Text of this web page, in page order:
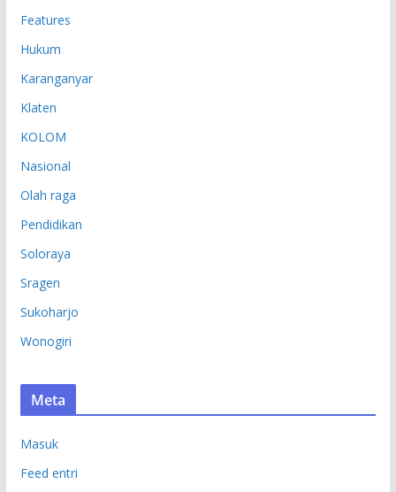
Features
Hukum
Karanganyar
Klaten
KOLOM
Nasional
Olah raga
Pendidikan
Soloraya
Sragen
Sukoharjo
Wonogiri
Meta
Masuk
Feed entri